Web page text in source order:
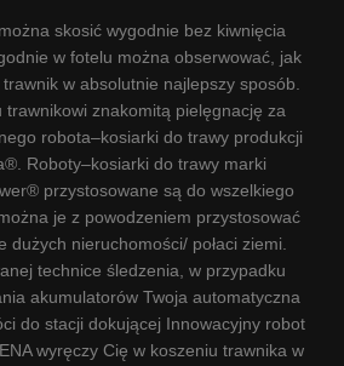
skosić wygodnie bez kiwnięcia
w fotelu można obserwować, jak
w absolutnie najlepszy sposób.
trawnikowi znakomitą pielęgnację za
robota–kosiarki do trawy produkcji
Roboty–kosiarki do trawy marki
przystosowane są do wszelkiego
je z powodzeniem przystosować
dużych nieruchomości/ połaci ziemi.
technice śledzenia, w przypadku
akumulatorów Twoja automatyczna
do stacji dokującej Innowacyjny robot
wyręczy Cię w koszeniu trawnika w